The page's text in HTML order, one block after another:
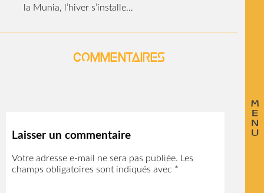
la Munia, l’hiver s’installe…
Commentaires
Laisser un commentaire
Votre adresse e-mail ne sera pas publiée. Les
champs obligatoires sont indiqués avec *